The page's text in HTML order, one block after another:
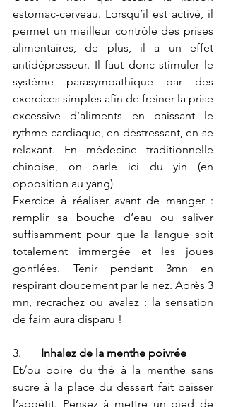
estomac-cerveau. Lorsqu’il est activé, il
permet un meilleur contrôle des prises
alimentaires, de plus, il a un effet
antidépresseur. Il faut donc stimuler le
système parasympathique par des
exercices simples afin de freiner la prise
excessive d’aliments en baissant le
rythme cardiaque, en déstressant, en se
relaxant. En médecine traditionnelle
chinoise, on parle ici du yin (en
opposition au yang)
Exercice à réaliser avant de manger :
remplir sa bouche d’eau ou saliver
suffisamment pour que la langue soit
totalement immergée et les joues
gonflées. Tenir pendant 3mn en
respirant doucement par le nez. Après 3
mn, recrachez ou avalez : la sensation
de faim aura disparu !
3. Inhalez de la menthe poivrée
Et/ou boire du thé à la menthe sans
sucre à la place du dessert fait baisser
l’appétit. Pensez à mettre un pied de